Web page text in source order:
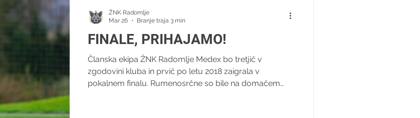
FINALE, PRIHAJAMO!
Članska ekipa ŽNK Radomlje Medex bo tretjič v
zgodovini kluba in prvič po letu 2018 zaigrala v
pokalnem finalu. Rumenosrčne so bile na domačem
ŽNK Radomlje
Mar 26
Branje traja 3 min